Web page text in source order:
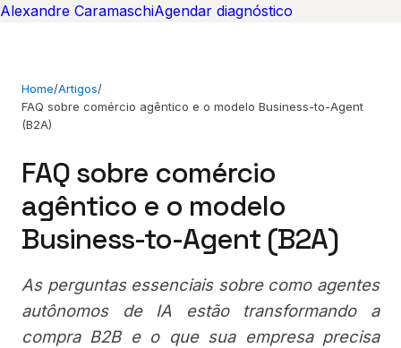
Alexandre CaramaschiAgendar diagnóstico
Home/Artigos/
FAQ sobre comércio agêntico e o modelo Business-to-Agent
(B2A)
FAQ sobre comércio
agêntico e o modelo
Business-to-Agent (B2A)
As perguntas essenciais sobre como agentes
autônomos de IA estão transformando a
compra B2B e o que sua empresa precisa